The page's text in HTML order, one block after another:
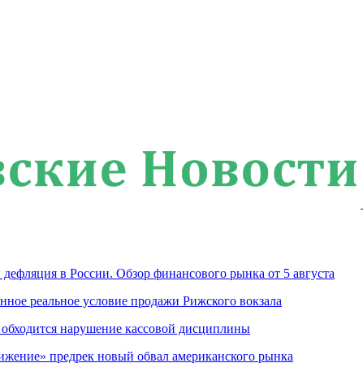
в России. Обзор финансового рынка от 5 августа
реальное условие продажи Рижского вокзала
нарушение кассовой дисциплины
предрек новый обвал американского рынка